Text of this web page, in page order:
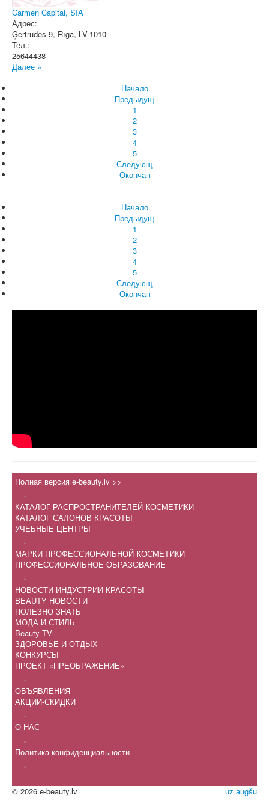
Carmen Capital, SIA
Адрес:
Ģertrūdes 9, Rīga, LV-1010
Тел.:
25644438
Далее »
Начало
Предыдущ
1
2
3
4
5
Следующ
Окончан
Начало
Предыдущ
1
2
3
4
5
Следующ
Окончан
Полная версия e-beauty.lv >>
.
КАТАЛОГ РАСПРОСТРАНИТЕЛЕЙ КОСМЕТИКИ
КАТАЛОГ САЛОНОВ КРАСОТЫ
УЧЕБНЫЕ ЦЕНТРЫ
.
МАРКИ ПРОФЕССИОНАЛЬНОЙ КОСМЕТИКИ
ПРОФЕССИОНАЛЬНОЕ ОБРАЗОВАНИЕ
.
НОВОСТИ ИНДУСТРИИ КРАСОТЫ
BEAUTY НОВОСТИ
ПОЛЕЗНО ЗНАТЬ
МОДА И СТИЛЬ
Beauty TV
ЗДОРОВЬЕ И ОТДЫХ
КОНКУРСЫ
ПРОЕКТ «ПРЕОБРАЖЕНИЕ»
.
ОБЪЯВЛЕНИЯ
АКЦИИ-СКИДКИ
.
О НАС
.
Политика конфиденциальности
.
uz augšu
© 2026 e-beauty.lv